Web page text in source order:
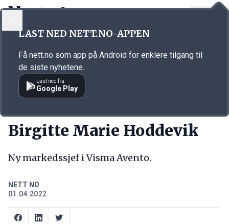
Annonsørinnhold
Birgitte Marie Hoddevik
Ny markedssjef i Visma Avento.
NETT NO
01.04.2022
LAST NED NETT.NO-APPEN
Få nett.no som app på Android for enklere tilgang til
de siste nyhetene.
Last ned fra
Google Play